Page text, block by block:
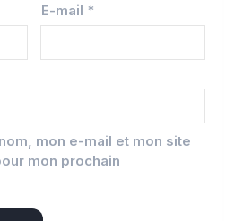
E-mail *
mon e-mail et mon site
mon prochain